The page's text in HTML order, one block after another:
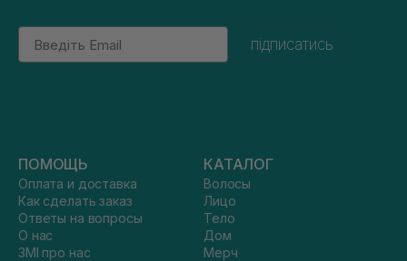
Email
підписатись
ПОМОЩЬ
Оплата и доставка
Как сделать заказ
Ответы на вопросы
О нас
ЗМІ про нас
КАТАЛОГ
Волосы
Лицо
Тело
Дом
Мерч